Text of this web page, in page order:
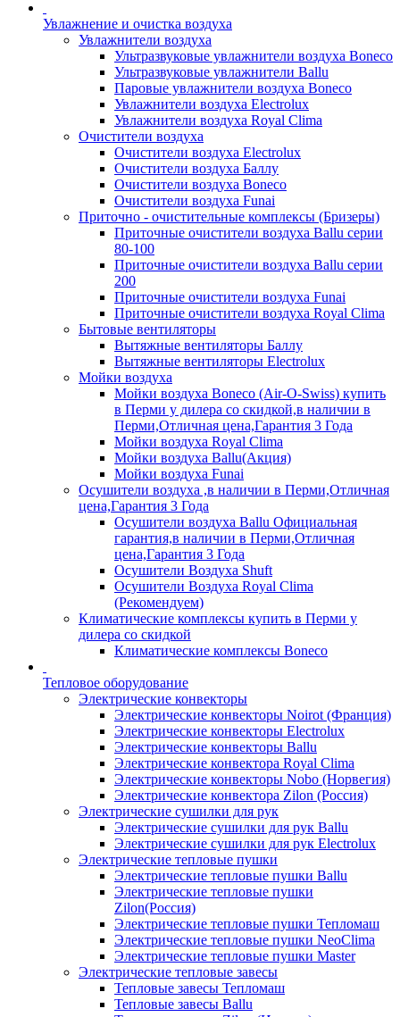
Увлажнение и очистка воздуха
Увлажнители воздуха
Ультразвуковые увлажнители воздуха Boneco
Ультразвуковые увлажнители Ballu
Паровые увлажнители воздуха Boneco
Увлажнители воздуха Electrolux
Увлажнители воздуха Royal Clima
Очистители воздуха
Очистители воздуха Electrolux
Очистители воздуха Баллу
Очистители воздуха Boneco
Очистители воздуха Funai
Приточно - очистительные комплексы (Бризеры)
Приточные очистители воздуха Ballu серии
80-100
Приточные очистители воздуха Ballu серии
200
Приточные очистители воздуха Funai
Приточные очистители воздуха Royal Clima
Бытовые вентиляторы
Вытяжные вентиляторы Баллу
Вытяжные вентиляторы Electrolux
Мойки воздуха
Мойки воздуха Boneco (Air-O-Swiss) купить
в Перми у дилера со скидкой,в наличии в
Перми,Отличная цена,Гарантия 3 Года
Мойки воздуха Royal Clima
Мойки воздуха Ballu(Акция)
Мойки воздуха Funai
Осушители воздуха ,в наличии в Перми,Отличная
цена,Гарантия 3 Года
Осушители воздуха Ballu Официальная
гарантия,в наличии в Перми,Отличная
цена,Гарантия 3 Года
Осушители Воздуха Shuft
Осушители Воздуха Royal Clima
(Рекомендуем)
Климатические комплексы купить в Перми у
дилера со скидкой
Климатические комплексы Boneсo
Тепловое оборудование
Электрические конвекторы
Электрические конвекторы Noirot (Франция)
Электрические конвекторы Electrolux
Электрические конвекторы Ballu
Электрические конвектора Royal Clima
Электрические конвекторы Nobo (Норвегия)
Электрические конвектора Zilon (Россия)
Электрические сушилки для рук
Электрические сушилки для рук Ballu
Электрические сушилки для рук Electrolux
Электрические тепловые пушки
Электрические тепловые пушки Ballu
Электрические тепловые пушки
Zilon(Россия)
Электрические тепловые пушки Тепломаш
Электрические тепловые пушки NeoClima
Электрические тепловые пушки Master
Электрические тепловые завесы
Тепловые завесы Тепломаш
Тепловые завесы Ballu